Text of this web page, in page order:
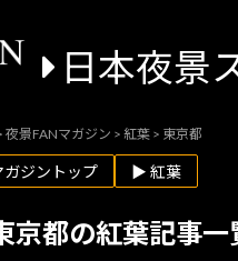
日本夜景
夜景FANマガジン > 紅葉 > 東京都
ジントップ ▶ 紅葉
京都の紅葉記事一